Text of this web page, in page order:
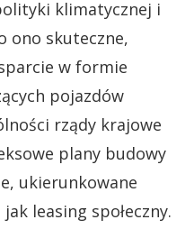
klimatycznej i
ono skuteczne,
w formie
pojazdów
rządy krajowe
plany budowy
ukierunkowane
leasing społeczny.